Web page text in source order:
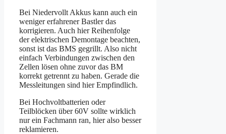
Bei Niedervollt Akkus kann auch ein
weniger erfahrener Bastler das
korrigieren. Auch hier Reihenfolge
der elektrischen Demontage beachten,
sonst ist das BMS gegrillt. Also nicht
einfach Verbindungen zwischen den
Zellen lösen ohne zuvor das BM
korrekt getrennt zu haben. Gerade die
Messleitungen sind hier Empfindlich.
Bei Hochvoltbatterien oder
Teilblöcken über 60V sollte wirklich
nur ein Fachmann ran, hier also besser
reklamieren.